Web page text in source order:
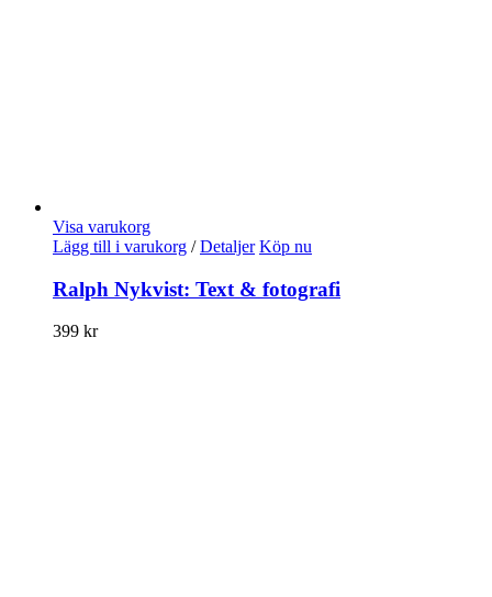
Visa varukorg
Lägg till i varukorg / Detaljer Köp nu
Ralph Nykvist: Text & fotografi
399 kr